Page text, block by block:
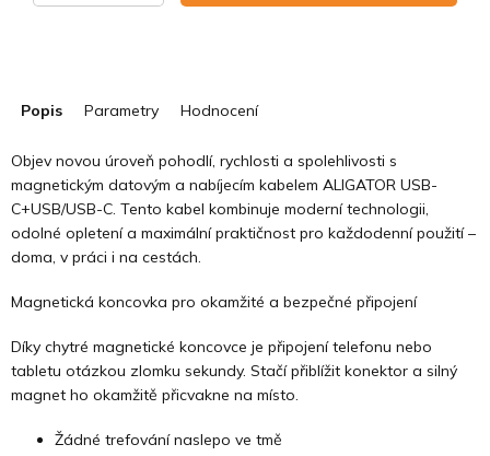
Popis Parametry Hodnocení
Objev novou úroveň pohodlí, rychlosti a spolehlivosti s
magnetickým datovým a nabíjecím kabelem ALIGATOR USB-
C+USB/USB-C. Tento kabel kombinuje moderní technologii,
odolné opletení a maximální praktičnost pro každodenní použití –
doma, v práci i na cestách.
Magnetická koncovka pro okamžité a bezpečné připojení
Díky chytré magnetické koncovce je připojení telefonu nebo
tabletu otázkou zlomku sekundy. Stačí přiblížit konektor a silný
magnet ho okamžitě přicvakne na místo.
Žádné trefování naslepo ve tmě